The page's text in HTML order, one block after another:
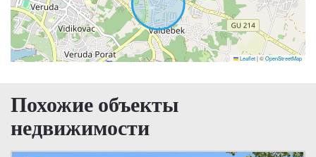
Leaflet|©OpenStreetMap
Похожие объекты
недвижимости